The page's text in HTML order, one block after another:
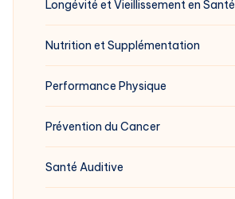
Longévité et Vieillissement en Santé
Nutrition et Supplémentation
Performance Physique
Prévention du Cancer
Santé Auditive